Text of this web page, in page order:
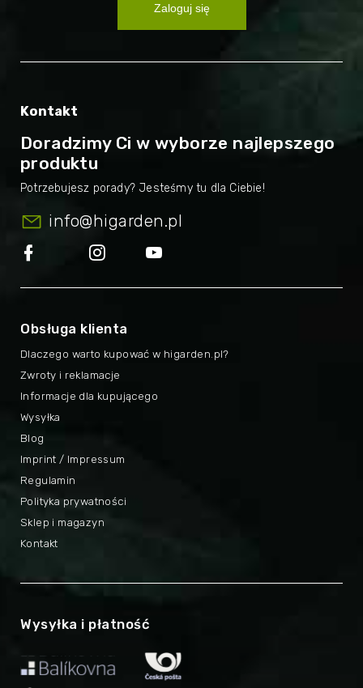
Zaloguj się
Kontakt
Doradzimy Ci w wyborze najlepszego
produktu
info@higarden.pl
Obsługa klienta
Dlaczego warto kupować w higarden.pl?
Imprint / Impressum
Zwroty i reklamacje
Regulamin
Informacje dla kupującego
Polityka prywatności
Wysyłka
Sklep i magazyn
Blog
Kontakt
Wysyłka i płatność